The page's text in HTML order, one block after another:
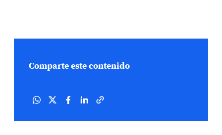
Comparte este contenido